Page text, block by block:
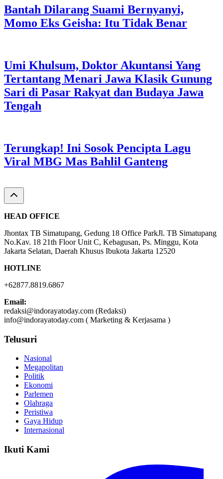
Bantah Dilarang Suami Bernyanyi,
Momo Eks Geisha: Itu Tidak Benar
Umi Khulsum, Doktor Akuntansi Yang
Tertantang Menari Jawa Klasik Gunung
Sari di Pasar Rakyat dan Budaya Jawa
Tengah
Terungkap! Ini Sosok Pencipta Lagu
Viral MBG Mas Bahlil Ganteng
HEAD OFFICE
Jhontax TB Simatupang, Gedung 18 Office ParkJl. TB Simatupang
No.Kav. 18 21th Floor Unit C, Kebagusan, Ps. Minggu, Kota
Jakarta Selatan, Daerah Khusus Ibukota Jakarta 12520
HOTLINE
+62877.8819.6867
Email:
redaksi@indorayatoday.com (Redaksi)
info@indorayatoday.com ( Marketing & Kerjasama )
Telusuri
Nasional
Megapolitan
Politik
Ekonomi
Parlemen
Olahraga
Peristiwa
Gaya Hidup
Internasional
Ikuti Kami